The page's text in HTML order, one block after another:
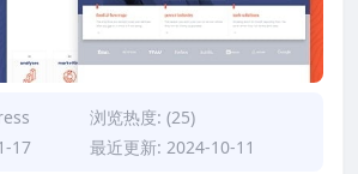
浏览热度: (25)
17
最近更新: 2024-10-11